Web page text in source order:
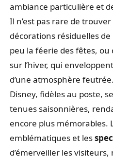
ambiance particulière et
Il n’est pas rare de
décorations résiduelles
peu la féerie des fêtes,
sur l’hiver, qui
d’une atmosphère
Disney, fidèles au poste,
tenues saisonnières,
encore plus mémorables.
emblématiques et les
d’émerveiller les